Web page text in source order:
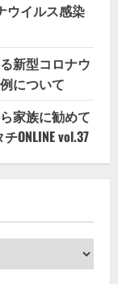
ウイルス感染
新型コロナウ
について
家族に勧めて
ONLINE vol.37